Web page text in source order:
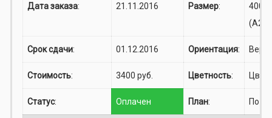
Дата заказа: 21.11.2016 Размер:
(A2)
Срок сдачи: 01.12.2016 Ориентация:
Стоимость: 3400 руб. Цветность:
Статус: Оплачен План: По